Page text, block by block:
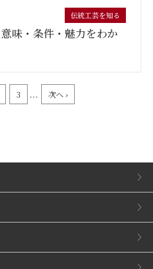
伝統工芸を知る
味・条件・魅力をわか
3 ... 次へ ›